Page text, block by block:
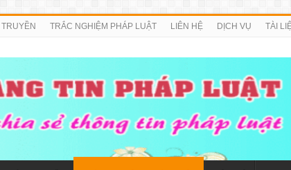
TRẮC NGHIỆM PHÁP LUẬT LIÊN HỆ DỊCH VỤ TÀI